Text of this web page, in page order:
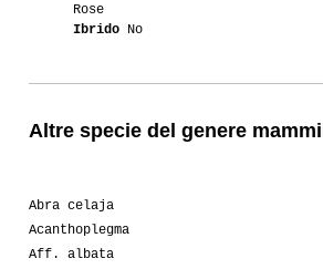
Rose
Ibrido No
Altre specie del genere
Abra celaja
Acanthoplegma
Aff. albata